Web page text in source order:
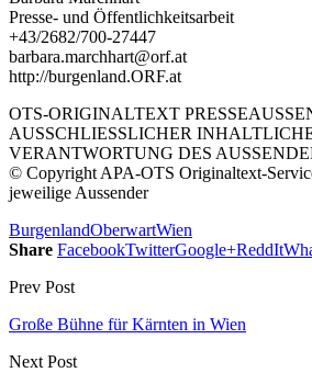
Presse- und Öffentlichkeitsarbeit
+43/2682/700-27447
barbara.marchhart@orf.at
http://burgenland.ORF.at
OTS-ORIGINALTEXT
AUSSCHLIESSLICHER
VERANTWORTUNG DES
© Copyright APA-OTS Originaltext-
jeweilige Aussender
BurgenlandOberwartWien
Share FacebookTwitterGoogle+ReddIt
Prev Post
Große Bühne für Kärnten in Wien
Next Post